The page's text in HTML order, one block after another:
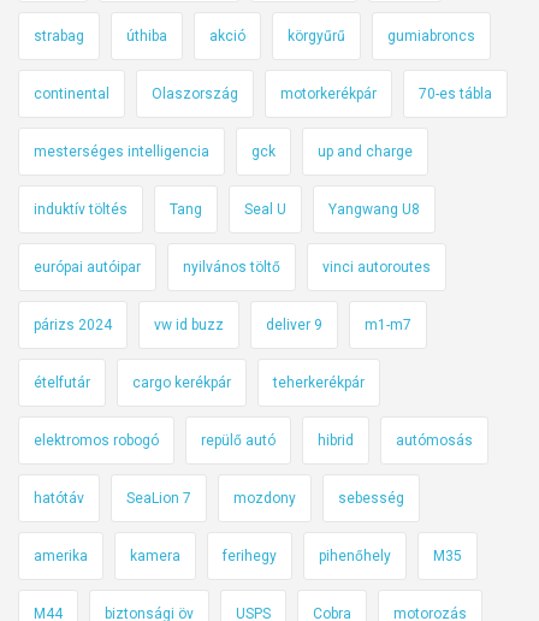
strabag úthiba akció körgyűrű gumiabroncs
continental Olaszország motorkerékpár 70-es tábla
mesterséges intelligencia gck up and charge
induktív töltés Tang Seal U Yangwang U8
európai autóipar nyilvános töltő vinci autoroutes
párizs 2024 vw id buzz deliver 9 m1-m7
ételfutár cargo kerékpár teherkerékpár
elektromos robogó repülő autó hibrid autómosás
hatótáv SeaLion 7 mozdony sebesség
amerika kamera ferihegy pihenőhely M35
M44 biztonsági öv USPS Cobra motorozás